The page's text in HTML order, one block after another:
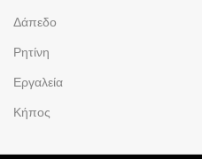
Δάπεδο
Ρητίνη
Εργαλεία
Κήπος